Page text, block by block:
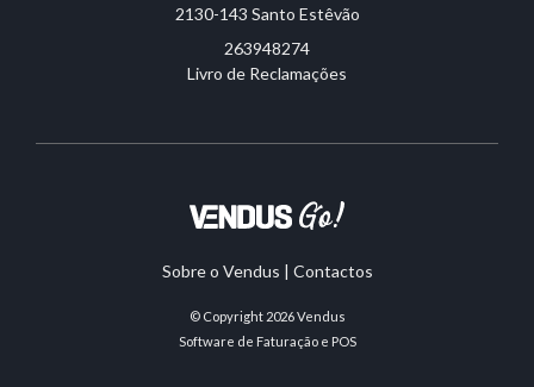
2130-143 Santo Estêvão
263948274
Livro de Reclamações
Sobre o Vendus | Contactos
© Copyright 2026Vendus
Software de Faturação e POS